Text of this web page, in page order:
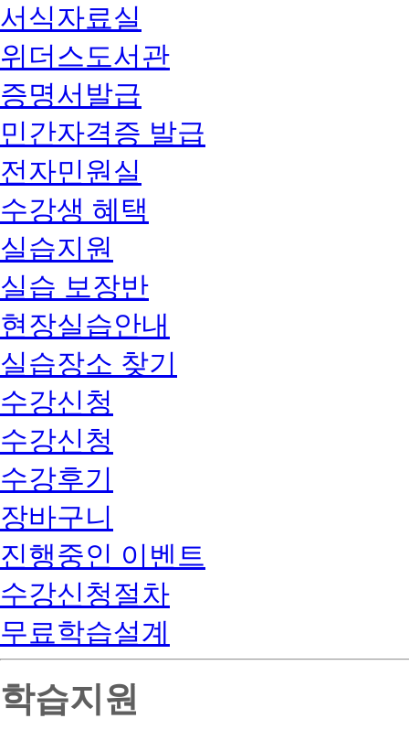
서식자료실
위더스도서관
증명서발급
민간자격증 발급
전자민원실
수강생 혜택
실습지원
실습 보장반
현장실습안내
실습장소 찾기
수강신청
수강신청
수강후기
장바구니
진행중인 이벤트
수강신청절차
무료학습설계
학습지원